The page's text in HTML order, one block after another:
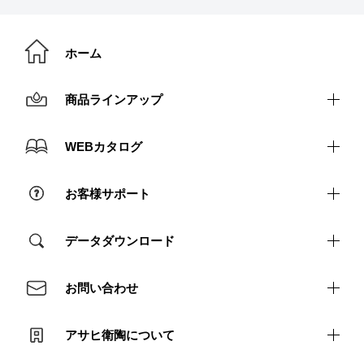
ホーム
商品ラインアップ
洗面まわり
トイレまわり
ユニットバス
WEBカタログ
カタログ請求
お客様サポート
アフターサポート（個人）
アフターサポート（法人）
よくあるご質問
データダウンロード
取説・施工説明書ダウンロード
図面ダウンロード
お問い合わせ
プライバシーポリシー
アサヒ衛陶について